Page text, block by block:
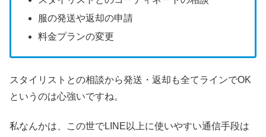
服の発送や返却の申請
料金プランの変更
スタイリストとの相談から発送・返却も全てラインでOK
というのは心強いですね。
私なんかは、この世でLINE以上に使いやすい通信手段は